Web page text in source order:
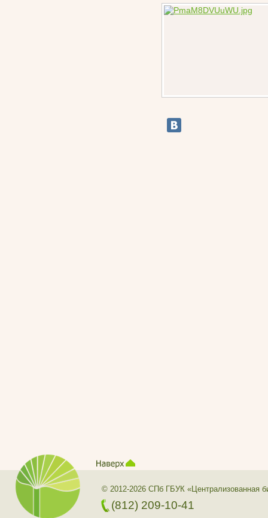
© 2012-2026 СПб ГБУК «Централизованная
(812) 209-10-41